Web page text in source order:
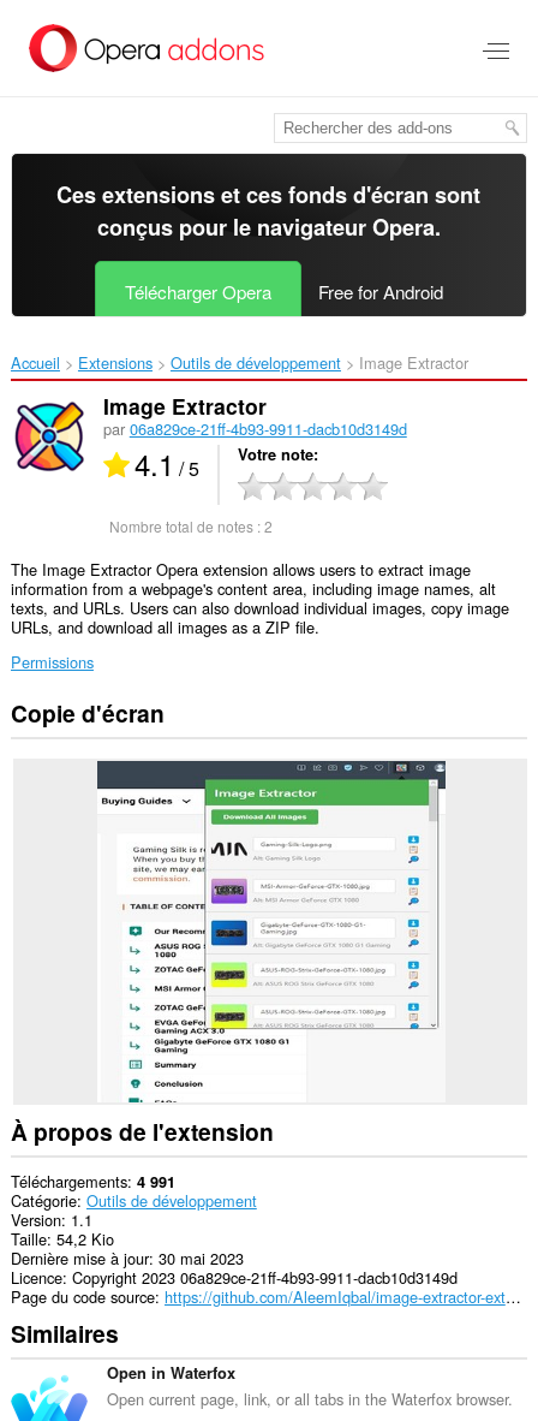
contenu
Ces extensions et ces fonds d'écran sont
conçus pour le navigateur Opera.
Télécharger Opera Free for Android
Accueil Extensions Outils de développement Image Extractor‎
Image Extractor
par 06a829ce-21ff-4b93-9911-dacb10d3149d
4.1 / 5 Votre note
Nombre total de notes :2
The Image Extractor Opera extension allows users to extract image
information from a webpage's content area, including image names, alt
texts, and URLs. Users can also download individual images, copy image
URLs, and download all images as a ZIP file.
Permissions
Cette
extension
Copie d'écran
À propos de l'extension
Téléchargements 4 991
Catégorie Outils de développement
Version 1.1
Taille 54,2 Kio
Dernière mise à jour 30 mai 2023
Licence Copyright 2023 06a829ce-21ff-4b93-9911-dacb10d3149d
Page du code source
https://github.com/AleemIqbal/image-extractor-extension
Similaires
Open in Waterfox
Open current page, link, or all tabs in the Waterfox browser.